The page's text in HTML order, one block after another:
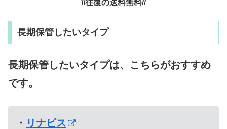
\\往復の送料無料//
長期保管したいタイプ
長期保管したいタイプは、こちらがおすすめ
です。
・ リナビス